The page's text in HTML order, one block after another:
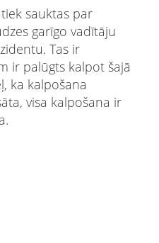
sauktas par
garīgo vadītāju
Tas ir
ir palūgts kalpot šajā
ka kalpošana
visa kalpošana ir